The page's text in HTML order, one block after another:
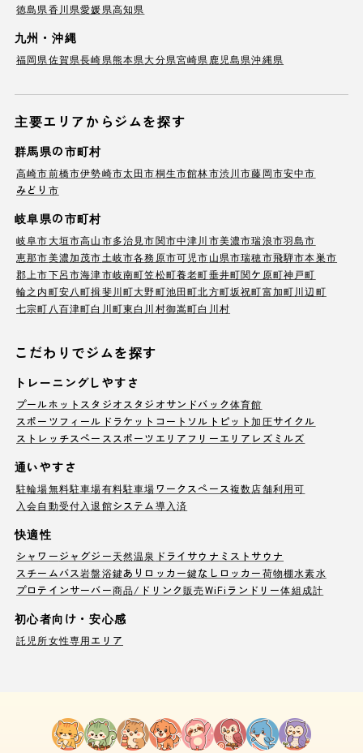
徳島県香川県愛媛県高知県
九州・沖縄
福岡県佐賀県長崎県熊本県大分県宮崎県 鹿児島県沖縄県
主要エリアからジムを探す
群馬県の市町村
高崎市前橋市伊勢崎市太田市桐生市館林市渋川市藤岡市安中市
みどり市
岐阜県の市町村
岐阜市大垣市高山市多治見市関市中津川市美濃市瑞浪市羽島市
恵那市美濃加茂市土岐市各務原市可児市山県市瑞穂市飛騨市本巣市
郡上市下呂市海津市岐南町笠松町養老町垂井町関ケ原町神戸町
輪之内町安八町揖斐川町大野町池田町北方町坂祝町富加町川辺町
七宗町 八百津町白川町東白川村御嵩町白川村
こだわりでジムを探す
トレーニングしやすさ
プールホットスタジオ スタジオサンドバック体育館
スポーツフィールド ラケットコート ソルトピット加圧サイクル
ストレッチスペース スポーツエリア フリーエリア レズミルズ
通いやすさ
駐輪場無料駐車場有料駐車場ワークスペース複数店舗利用可
入会自動受付 入退館システム導入済
快適性
シャワージャグジー天然温泉 ドライサウナ ミストサウナ
スチームバス岩盤浴鍵ありロッカー鍵なしロッカー荷物棚水素水
プロテインサーバー商品/ドリンク販売WiFi ランドリー体組成計
初心者向け・安心感
託児所女性専用エリア